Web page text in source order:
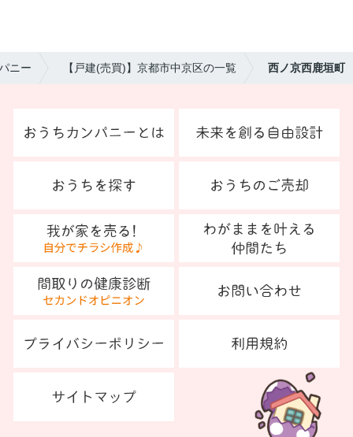
ニー 【戸建(売買)】京都市中京区の一覧 西ノ京西鹿垣町